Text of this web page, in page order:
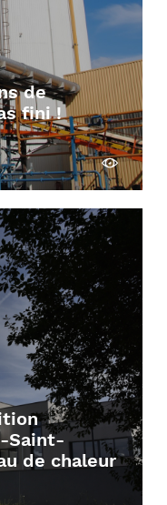
de
fini !
Voir
Saint-
de chaleur